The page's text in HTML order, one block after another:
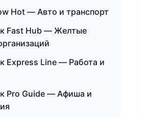
Hot — Авто и транспорт
Fast Hub — Желтые
Express Line — Работа и
Pro Guide — Афиша и